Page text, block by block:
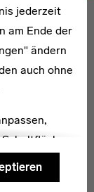
jederzeit
am Ende der
ändern
auch ohne
für
Römerstadt